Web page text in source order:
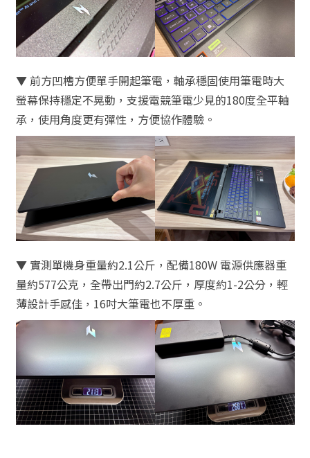
▼ 前方凹槽方便單手開起筆電，軸承穩固使用筆電時大
螢幕保持穩定不晃動，支援電競筆電少見的180度全平軸
承，使用角度更有彈性，方便協作體驗。
▼ 實測單機身重量約2.1公斤，配備180W 電源供應器重
量約577公克，全帶出門約2.7公斤，厚度約1-2公分，輕
薄設計手感佳，16吋大筆電也不厚重。